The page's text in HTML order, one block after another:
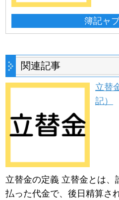
簿記ャ
関連記事
立替
記）
立替金の定義 立替金とは、
払った代金で、後日精算さ